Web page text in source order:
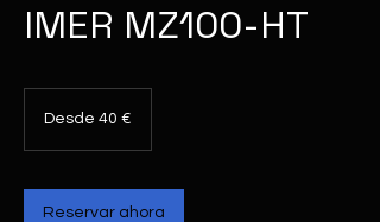
IMER MZ100-HT
eurosDesde 40 €
Reservar ahora